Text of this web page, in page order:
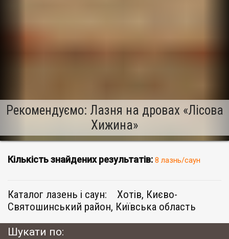
Рекомендуємо: Лазня на дровах «Лісова
Хижина»
Кількість знайдених результатів: 8 лазнь/саун
Каталог лазень і саун:
Хотів, Києво-
Святошинський район, Київська область
Шукати по: